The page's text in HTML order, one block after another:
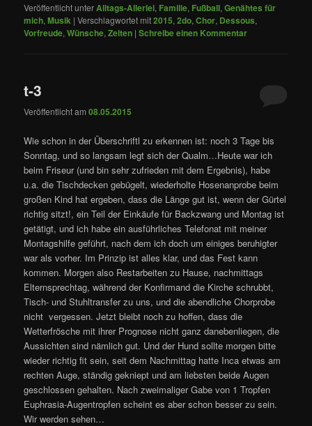
Veröffentlicht unterAlltags-Allerlei, Familie, Fußball,Genähtes für
mich,Musik |Verschlagwortet mit2015,2do,Chor, Dessous,
Vorfreude,Wünsche,Zelten |Schreibe einen Kommentar
t-3
Veröffentlicht am08.05.2015
Wie schon in der Überschriftl zu erkennen ist: noch 3 Tage bis
Sonntag, und so langsam legt sich der Qualm…Heute war ich
beim Friseur (und bin sehr zufrieden mit dem Ergebnis), habe
u.a. die Tischdecken gebügelt, wiederholte Hosenanprobe beim
großen Kind hat ergeben, dass die Länge gut ist, wenn der Gürtel
richtig sitzt!, ein Teil der Einkäufe für Backzwang und Montag ist
getätigt, und ich habe ein ausführliches Telefonat mit meiner
Montagshilfe geführt, nach dem ich doch um einiges beruhigter
war als vorher. Im Prinzip ist alles klar, und das Fest kann
kommen. Morgen also Restarbeiten zu Hause, nachmittags
Elternsprechtag, während der Konfirmand die Kirche schrubbt,
Tisch- und Stuhltransfer zu uns, und die abendliche Chorprobe
nicht vergessen. Jetzt bleibt noch zu hoffen, dass die
Wetterfrösche mit ihrer Prognose nicht ganz danebenliegen, die
Aussichten sind nämlich gut. Und der Hund sollte morgen bitte
wieder richtig fit sein, seit dem Nachmittag hatte Inca etwas am
rechten Auge, ständig gekniept und am liebsten beide Augen
geschlossen gehalten. Nach zweimaliger Gabe von 1 Tropfen
Euphrasia-Augentropfen scheint es aber schon besser zu sein.
Wir werden sehen…